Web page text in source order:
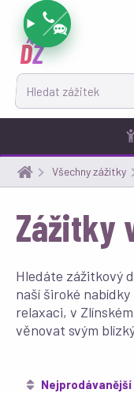
Hledat zážitek
Všechny zážitky
Zážitky
Hledáte zážitkový
naší široké
relaxaci, v
věnovat svým
Nejprodávanější